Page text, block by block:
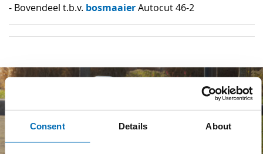
Consent Details About
- Bovendeel t.b.v. bosmaaierAutocut 46-2